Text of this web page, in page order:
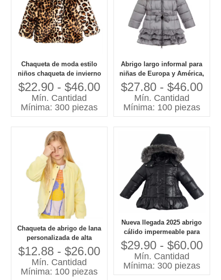
Chaqueta de moda estilo
niños chaqueta de invierno
abrigos de piel sintética de
leopardo
$22.90 - $46.00
Mín. Cantidad
Mínima: 300 piezas
Abrigo largo informal para
niñas de Europa y América,
superventas, con cierre de
cremallera, cuello
desmontable, dobladillo
con volantes, prendas de
$27.80 - $46.00
Mín. Cantidad
Mínima: 100 piezas
Chaqueta de abrigo de lana
personalizada de alta
calidad para niñas grandes,
ropa para niños de buena
calidad para equipamiento
de Boutique
$12.88 - $26.00
Mín. Cantidad
Mínima: 100 piezas
Nueva llegada 2025 abrigo
cálido impermeable para
niños y niñas con pantalón
de traje
$29.90 - $60.00
Mín. Cantidad
Mínima: 300 piezas